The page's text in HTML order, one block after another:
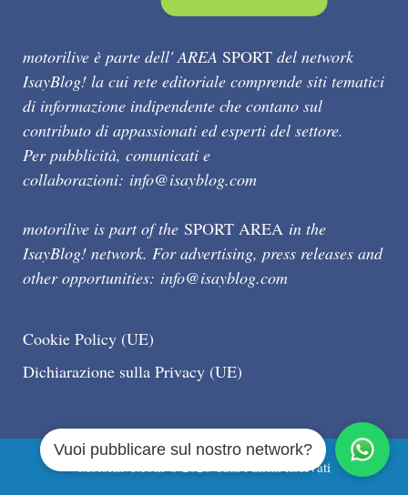
motorilive è parte dell' AREA SPORT del network
IsayBlog! la cui rete editoriale comprende siti tematici
di informazione indipendente che contano sul
contributo di appassionati ed esperti del settore.
Per pubblicità, comunicati e
collaborazioni: info@isayblog.com
motorilive is part of the SPORT AREA in the
IsayBlog! network. For advertising, press releases and
other opportunities: info@isayblog.com
Cookie Policy (UE)
Dichiarazione sulla Privacy (UE)
Motorilive.com © 2026 Tutti i diritti riservati
Vuoi pubblicare sul nostro network?